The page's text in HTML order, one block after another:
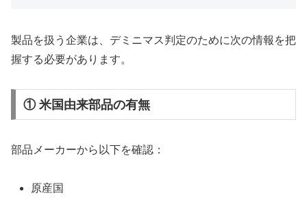
製品を扱う企業は、デミニマス判定のために次の情報を把
握する必要があります。
① 米国由来部品の有無
部品メーカーから以下を確認：
原産国